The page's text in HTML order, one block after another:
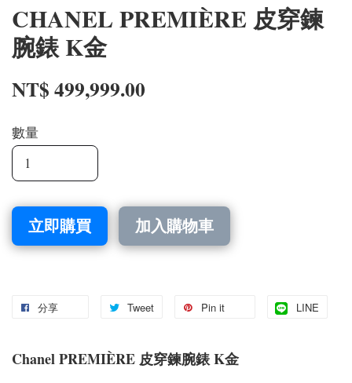
CHANEL PREMIÈRE 皮穿鍊
腕錶 K金
NT$ 499,999.00
數量
立即購買 加入購物車
分享 Tweet Pin it LINE
Chanel PREMIÈRE 皮穿鍊腕錶 K金